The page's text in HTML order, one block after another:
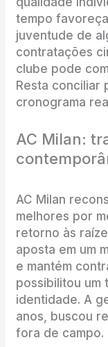
tempo
juventude de
contratações
clube pode
Resta conciliar
cronograma
AC Milan:
AC Milan
melhores por
retorno às
aposta em um
e mantém
possibilitou um
identidade. A
anos, buscou
fora de campo.